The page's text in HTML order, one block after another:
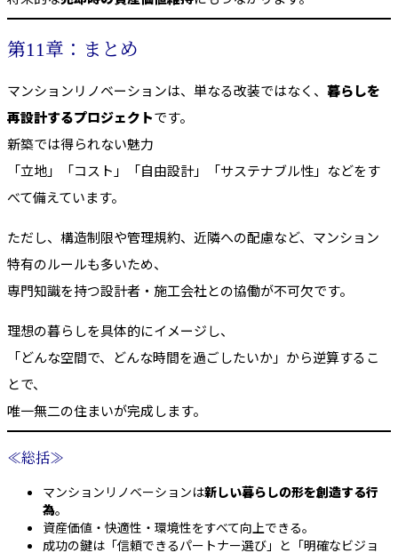
第11章：まとめ
マンションリノベーションは、単なる改装ではなく、 暮らしを
再設計するプロジェクトです。
新築では得られない魅力――
「立地」「コスト」「自由設計」「サステナブル性」などをす
べて備えています。
ただし、構造制限や管理規約、近隣への配慮など、マンション
特有のルールも多いため、
専門知識を持つ設計者・施工会社との協働が不可欠です。
理想の暮らしを具体的にイメージし、
「どんな空間で、どんな時間を過ごしたいか」から逆算するこ
とで、
唯一無二の住まいが完成します。
≪総括≫
マンションリノベーションは新しい暮らしの形を創造する行
為。
資産価値・快適性・環境性をすべて向上できる。
成功の鍵は「信頼できるパートナー選び」と「明確なビジョ